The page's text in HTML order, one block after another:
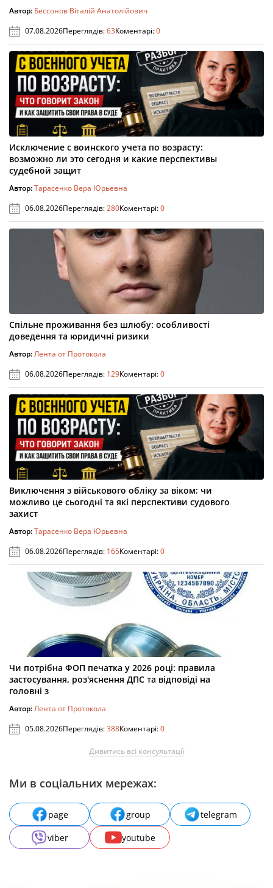
Автор: Бессонов Віталій Анатолійович
07.08.2026Переглядів:63Коментарі:0
Исключение с воинского учета по возрасту:
возможно ли это сегодня и какие перспективы
судебной защит
Автор:Тарасенко Вера Юрьевна
06.08.2026Переглядів:280Коментарі:0
Спільне проживання без шлюбу: особливості
доведення та юридичні ризики
Автор:Лента от Протокола
06.08.2026Переглядів: 129Коментарі:0
Виключення з військового обліку за віком: чи
можливо це сьогодні та які перспективи судового
захист
Автор:Тарасенко Вера Юрьевна
06.08.2026Переглядів: 165Коментарі:0
Чи потрібна ФОП печатка у 2026 році: правила
застосування, роз'яснення ДПС та відповіді на
головні з
Автор:Лента от Протокола
05.08.2026Переглядів:388Коментарі:0
Дивитись всі консультації
Ми в соціальних мережах:
page group
telegram
viber
youtube